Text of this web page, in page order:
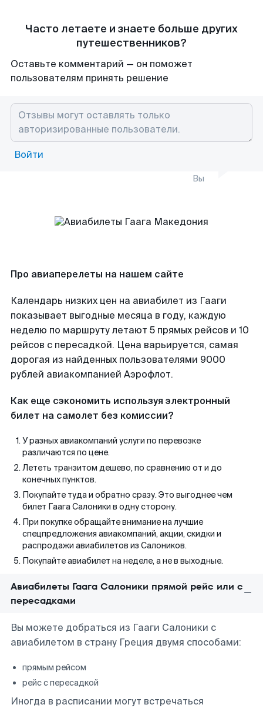
Часто летаете и знаете больше других
путешественников?
Оставьте комментарий — он поможет
пользователям принять решение
Войти
Вы
Про авиаперелеты на нашем сайте
Календарь низких цен на авиабилет из Гааги
показывает выгодные месяца в году, каждую
неделю по маршруту летают 5 прямых рейсов и 10
рейсов с пересадкой. Цена варьируется, самая
дорогая из найденных пользователями 9000
рублей авиакомпанией Аэрофлот.
Как еще сэкономить используя электронный
билет на самолет без комиссии?
У разных авиакомпаний услуги по перевозке
различаются по цене.
Лететь транзитом дешево, по сравнению от и до
конечных пунктов.
Покупайте туда и обратно сразу. Это выгоднее чем
билет Гаага Салоники в одну сторону.
При покупке обращайте внимание на лучшие
спецпредложения авиакомпаний, акции, скидки и
распродажи авиабилетов из Салоников.
Покупайте авиабилет на неделе, а не в выходные.
Авиабилеты Гаага Салоники прямой рейс или с
пересадками
Вы можете добраться из Гааги Салоники с
авиабилетом в страну Греция двумя способами:
прямым рейсом
рейс с пересадкой
Иногда в расписании могут встречаться